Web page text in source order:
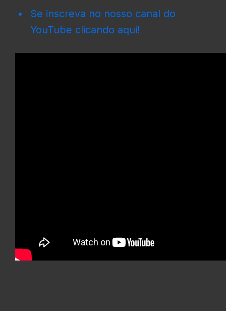
Se inscreva no nosso canal do
YouTube clicando aqui!